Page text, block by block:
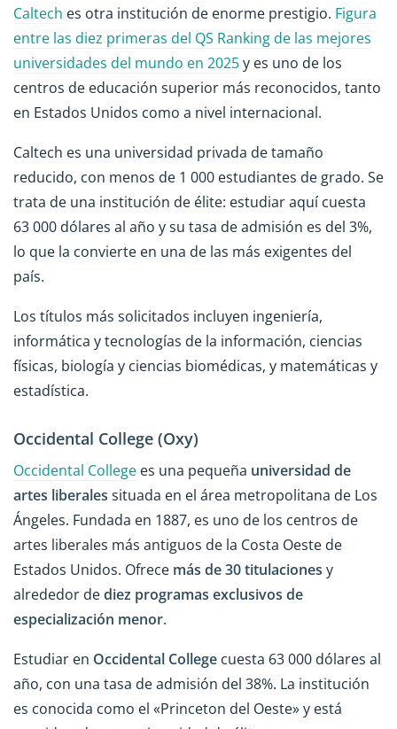
Caltech es otra institución de enorme prestigio. Figura
entre las diez primeras del QS Ranking de las mejores
universidades del mundo en 2025y es uno de los
centros de educación superior más reconocidos, tanto
en Estados Unidos como a nivel internacional.
Caltech es una universidad privada de tamaño
reducido, con menos de 1 000 estudiantes de grado. Se
trata de una institución de élite: estudiar aquí cuesta
63 000 dólares al año y su tasa de admisión es del 3%,
lo que la convierte en una de las más exigentes del
país.
Los títulos más solicitados incluyen ingeniería,
informática y tecnologías de la información, ciencias
físicas, biología y ciencias biomédicas, y matemáticas y
estadística.
Occidental College (Oxy)
Occidental College es una pequeña universidad de
artes liberales situada en el área metropolitana de Los
Ángeles. Fundada en 1887, es uno de los centros de
artes liberales más antiguos de la Costa Oeste de
Estados Unidos. Ofrece más de 30 titulaciones y
alrededor dediez programas exclusivos de
especialización menor.
Estudiar en Occidental College cuesta 63 000 dólares al
año, con una tasa de admisión del 38%. La institución
es conocida como el «Princeton del Oeste» y está